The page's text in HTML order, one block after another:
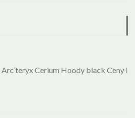
Cerium Hoody black Ceny i